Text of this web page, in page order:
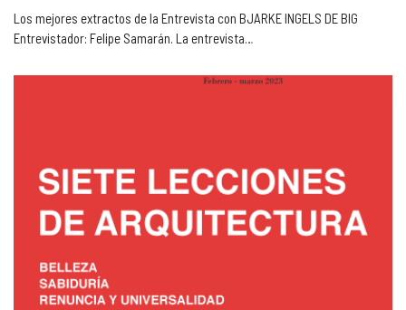
Los mejores extractos de la Entrevista con BJARKE INGELS DE BIG
Entrevistador: Felipe Samarán. La entrevista…